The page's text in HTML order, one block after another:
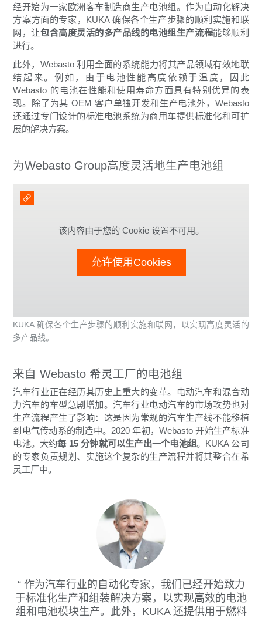
经开始为一家欧洲客车制造商生产电池组。作为自动化解决
方案方面的专家，KUKA 确保各个生产步骤的顺利实施和联
网，让包含高度灵活的多产品线的电池组生产流程能够顺利
进行。
此外，Webasto 利用全面的系统能力将其产品领域有效地联
结起来。例如，由于电池性能高度依赖于温度，因此
Webasto 的电池在性能和使用寿命方面具有特别优异的表
现。除了为其 OEM 客户单独开发和生产电池外，Webasto
还通过专门设计的标准电池系统为商用车提供标准化和可扩
展的解决方案。
为Webasto Group高度灵活地生产电池组
该内容由于您的 Cookie 设置不可用。
允许使用Cookies
KUKA 确保各个生产步骤的顺利实施和联网，以实现高度灵活的
多产品线。
来自 Webasto 希灵工厂的电池组
汽车行业正在经历其历史上重大的变革。电动汽车和混合动
力汽车的车型急剧增加。汽车行业电动汽车的市场攻势也对
生产流程产生了影响：这是因为常规的汽车生产线不能移植
到电气传动系的制造中。2020 年初，Webasto 开始生产标准
电池。大约每 15 分钟就可以生产出一个电池组。KUKA 公司
的专家负责规划、实施这个复杂的生产流程并将其整合在希
灵工厂中。
作为汽车行业的自动化专家，我们已经开始致力
于标准化生产和组装解决方案，以实现高效的电池
组和电池模块生产。此外，KUKA 还提供用于燃料